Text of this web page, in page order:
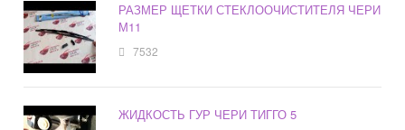
РАЗМЕР ЩЕТКИ СТЕКЛООЧИСТИТЕЛЯ ЧЕРИ
М11
7532
ЖИДКОСТЬ ГУР ЧЕРИ ТИГГО 5